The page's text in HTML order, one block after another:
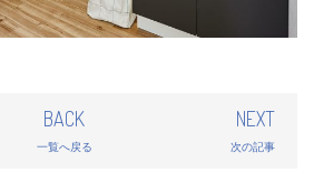
BACK
一覧へ戻る
NEXT
次の記事